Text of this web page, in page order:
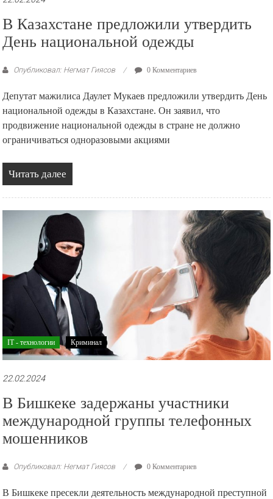
В Казахстане предложили утвердить
День национальной одежды
Опубликовал: Негмат Гиясов 0 Комментариев
Депутат мажилиса Даулет Мукаев предложили утвердить День
национальной одежды в Казахстане. Он заявил, что
продвижение национальной одежды в стране не должно
ограничиваться одноразовыми акциями
Читать далее
IT - технологии Криминал
22.02.2024
В Бишкеке задержаны участники
международной группы телефонных
мошенников
Опубликовал: Негмат Гиясов 0 Комментариев
В Бишкеке пресекли деятельность международной преступной